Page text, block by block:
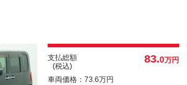
支払総額
(税込)
83.0万円
車両価格：73.6万円